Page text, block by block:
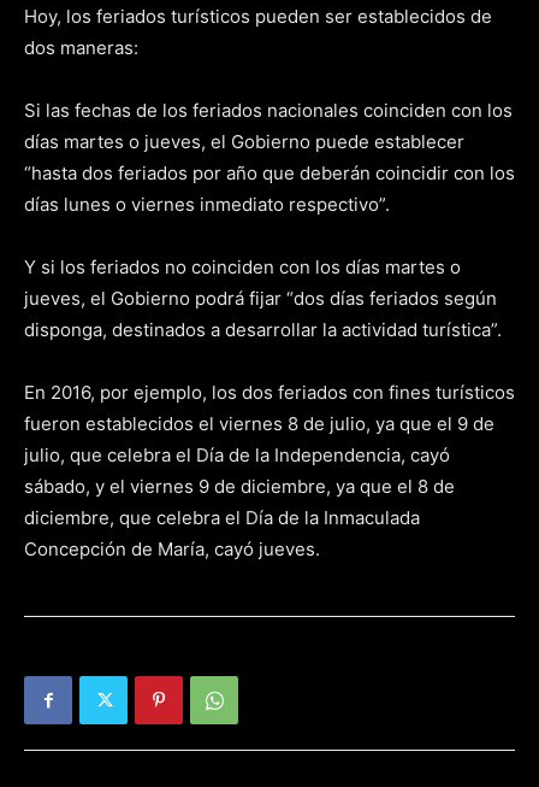
Hoy, los feriados turísticos pueden ser establecidos de
dos maneras:
Si las fechas de los feriados nacionales coinciden con los
días martes o jueves, el Gobierno puede establecer
“hasta dos feriados por año que deberán coincidir con los
días lunes o viernes inmediato respectivo”.
Y si los feriados no coinciden con los días martes o
jueves, el Gobierno podrá fijar “dos días feriados según
disponga, destinados a desarrollar la actividad turística”.
En 2016, por ejemplo, los dos feriados con fines turísticos
fueron establecidos el viernes 8 de julio, ya que el 9 de
julio, que celebra el Día de la Independencia, cayó
sábado, y el viernes 9 de diciembre, ya que el 8 de
diciembre, que celebra el Día de la Inmaculada
Concepción de María, cayó jueves.